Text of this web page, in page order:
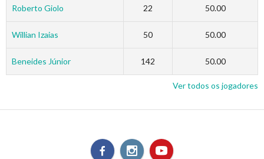
Roberto Giolo 22 50.00
Willian Izaias 50 50.00
Beneides Júnior 142 50.00
Ver todos os jogadores